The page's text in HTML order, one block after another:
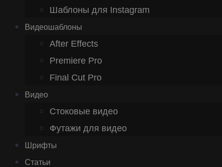
Шаблоны для Instagram
Видеошаблоны
After Effects
Premiere Pro
Final Cut Pro
Видео
Стоковые видео
Футажи для видео
Шрифты
Статьи